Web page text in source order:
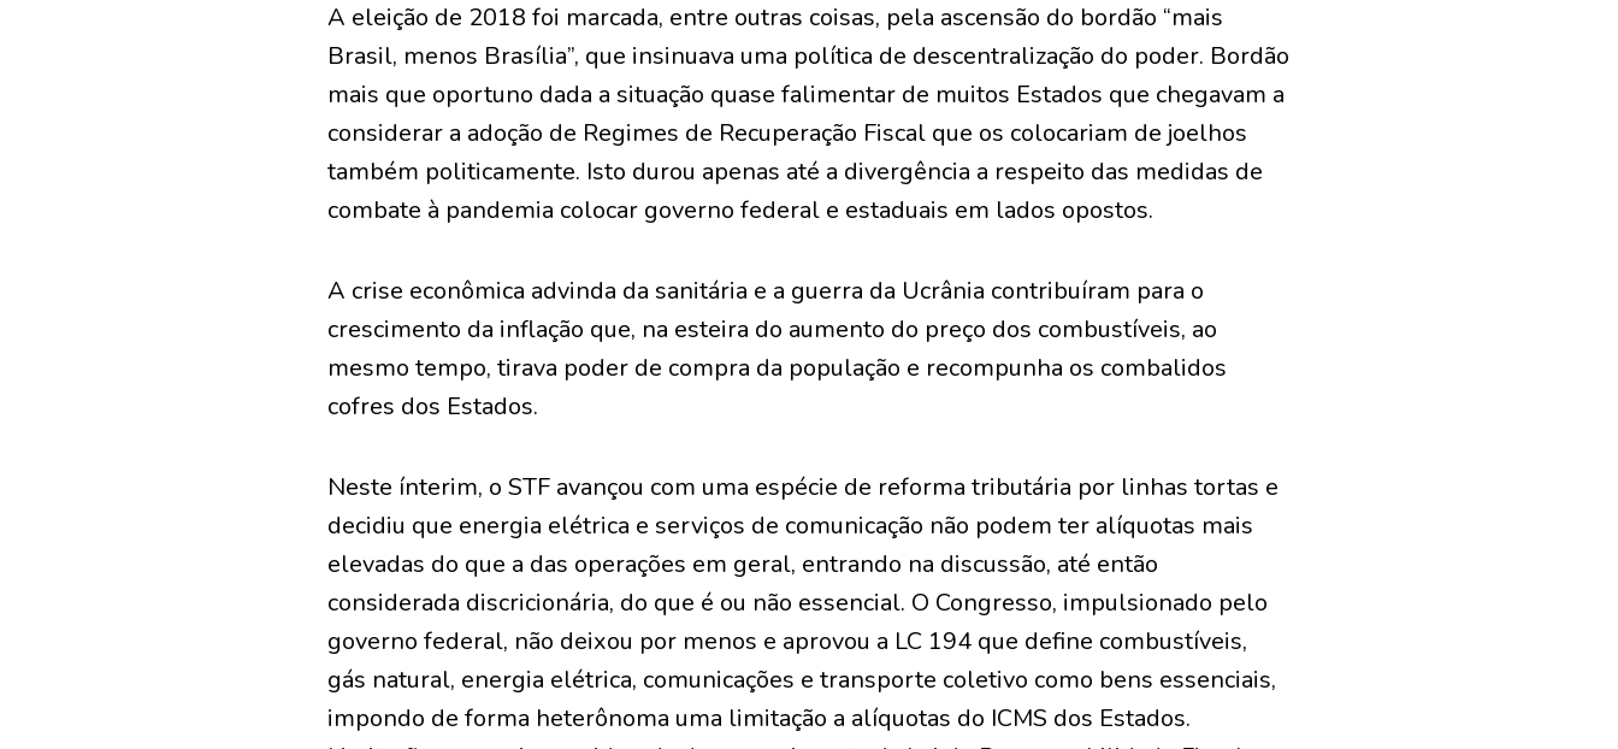
A eleição de 2018 foi marcada, entre outras coisas, pela ascensão do bordão “mais
Brasil, menos Brasília”, que insinuava uma política de descentralização do poder. Bordão
mais que oportuno dada a situação quase falimentar de muitos Estados que chegavam a
considerar a adoção de Regimes de Recuperação Fiscal que os colocariam de joelhos
também politicamente. Isto durou apenas até a divergência a respeito das medidas de
combate à pandemia colocar governo federal e estaduais em lados opostos.
A crise econômica advinda da sanitária e a guerra da Ucrânia contribuíram para o
crescimento da inflação que, na esteira do aumento do preço dos combustíveis, ao
mesmo tempo, tirava poder de compra da população e recompunha os combalidos
cofres dos Estados.
Neste ínterim, o STF avançou com uma espécie de reforma tributária por linhas tortas e
decidiu que energia elétrica e serviços de comunicação não podem ter alíquotas mais
elevadas do que a das operações em geral, entrando na discussão, até então
considerada discricionária, do que é ou não essencial. O Congresso, impulsionado pelo
governo federal, não deixou por menos e aprovou a LC 194 que define combustíveis,
gás natural, energia elétrica, comunicações e transporte coletivo como bens essenciais,
impondo de forma heterônoma uma limitação a alíquotas do ICMS dos Estados.